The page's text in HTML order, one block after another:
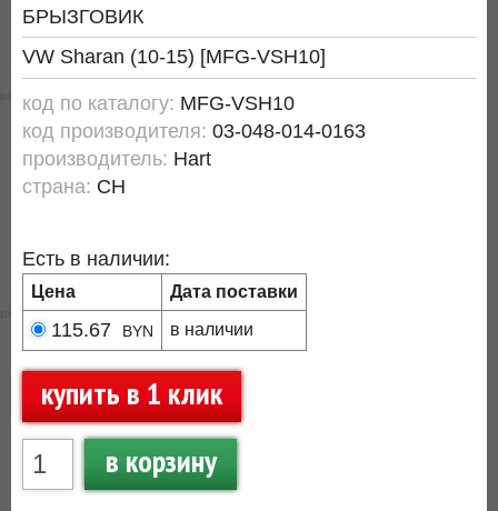
БРЫЗГОВИК
VW Sharan (10-15) [MFG-VSH10]
код по каталогу: MFG-VSH10
код производителя: 03-048-014-0163
производитель: Hart
страна: CH
Есть в наличии:
Цена Дата поставки
115.67 BYN в наличии
купить в 1 клик
в корзину